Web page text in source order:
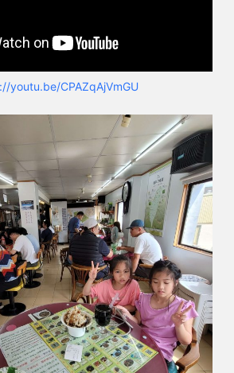
youtu.be/CPAZqAjVmGU